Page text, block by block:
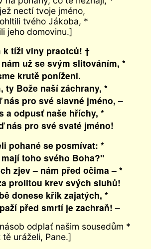
nectí tvoje jméno,
tvého Jákoba, *
domovinu.]
k tíži viny praotců! †
už se svým slitováním, *
krutě poníženi.
ty Bože naší záchrany, *
pro své slavné jméno, –
a odpusť naše hříchy, *
pro své svaté jméno!
pohané se posmívat: *
toho svého Boha?"
zjev – nám před očima – *
krev svých sluhů!
donese křik zajatých, *
před smrtí je zachraň! –
odplať našim sousedům *
uráželi, Pane.]